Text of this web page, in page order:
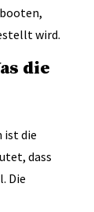
wird.
die
ist die
dass
Die